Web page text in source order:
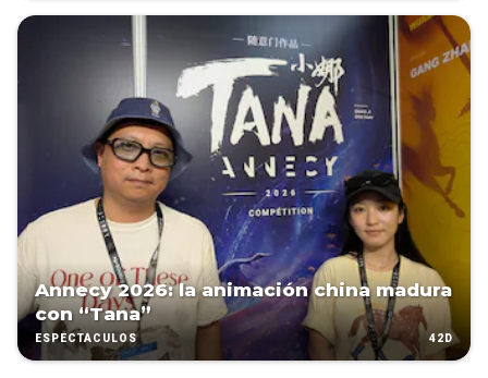
Annecy 2026: la animación china madura
con “Tana”
ESPECTÁCULOS 42D